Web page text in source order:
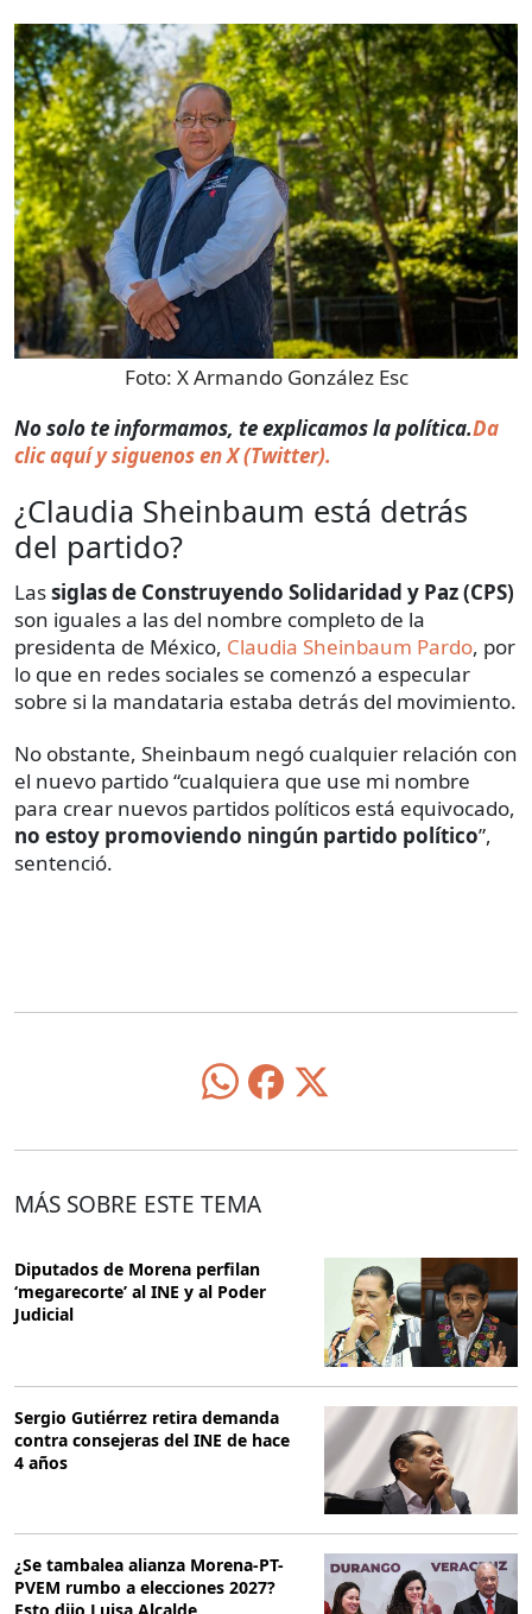
Foto: X Armando González Esc
No solo te informamos, te explicamos la política.Da
clic aquí y siguenos en X (Twitter).
¿Claudia Sheinbaum está detrás
del partido?
Lassiglas de Construyendo Solidaridad y Paz (CPS)
son iguales a las del nombre completo de la
presidenta de México, Claudia Sheinbaum Pardo, por
lo que en redes sociales se comenzó a especular
sobre si la mandataria estaba detrás del movimiento.
No obstante, Sheinbaum negó cualquier relación con
el nuevo partido “cualquiera que use mi nombre
para crear nuevos partidos políticos está equivocado,
no estoy promoviendo ningún partido político”,
sentenció.
MÁS SOBRE ESTE TEMA
Diputados de Morena perfilan
‘megarecorte’ al INE y al Poder
Judicial
Sergio Gutiérrez retira demanda
contra consejeras del INE de hace
4 años
¿Se tambalea alianza Morena-PT-
PVEM rumbo a elecciones 2027?